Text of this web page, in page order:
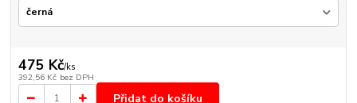
475 Kč/ks
392,56 Kč bez DPH
Přidat do košíku